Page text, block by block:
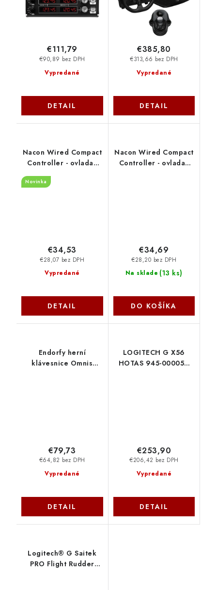
Vypredané
€90,89 bez DPH
€111,79
DETAIL
Vypredané
€313,66 bez DPH
€385,80
DETAIL
Nacon Wired Compact
Controller - ovladač
průhledný modrý
Novinka
Vypredané
€28,07 bez DPH
€34,53
DETAIL
Nacon Wired Compact
Controller - ovladač
Na sklade (13 ks)
€28,20 bez DPH
€34,69
DO KOŠÍKA
Endorfy herní
klávesnice Omnis
Vypredané
€64,82 bez DPH
€79,73
DETAIL
LOGITECH G X56
HOTAS 945-000059
Vypredané
€206,42 bez DPH
€253,90
DETAIL
Logitech® G Saitek
PRO Flight Rudder